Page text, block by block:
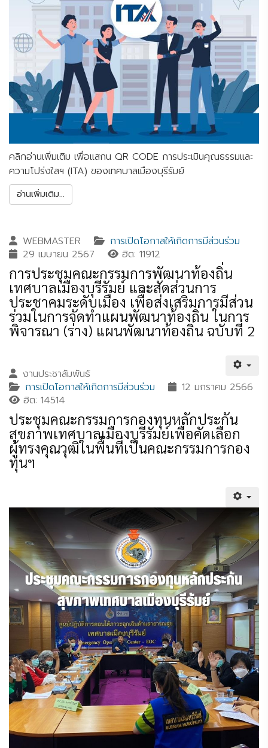
คลิกอ่านเพิ่มเติม เพื่อแสกน QR CODE การประเมินคุณธรรมและ
ความโปร่งใสฯ (ITA) ของเทศบาลเมืองบุรีรัมย์
อ่านเพิ่มเติม...
WEBMASTER
การเปิดโอกาสให้เกิดการมีส่วนร่วม
29 เมษายน 2567
ฮิต: 11912
การประชุมคณะกรรมการพัฒนาท้องถิ่น
เทศบาลเมืองบุรีรัมย์ และสัดส่วนการ
ประชาคมระดับเมือง เพื่อส่งเสริมการมีส่วน
ร่วมในการจัดทำแผนพัฒนาท้องถิ่น ในการ
พิจารณา (ร่าง) แผนพัฒนาท้องถิ่น ฉบับที่ 2
งานประชาสัมพันธ์
การเปิดโอกาสให้เกิดการมีส่วนร่วม
12 มกราคม 2566
ฮิต: 14514
ประชุมคณะกรรมการกองทุนหลักประกัน
สุขภาพเทศบาลเมืองบุรีรัมย์เพื่อคัดเลือก
ผู้ทรงคุณวุฒิในพื้นที่เป็นคณะกรรมการกอง
ทุนฯ